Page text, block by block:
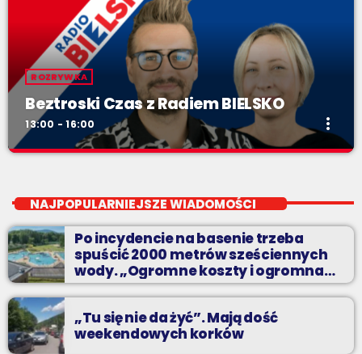
ROZRYWKA
Beztroski Czas z Radiem BIELSKO
13:00 - 16:00 more_vert
jak atrakcyjnie spędzić czas w regionie, jak ominąć korki i jak
odpocząć?
NAJPOPULARNIEJSZE WIADOMOŚCI
Po incydencie na basenie trzeba
spuścić 2000 metrów sześciennych
wody. „Ogromne koszty i ogromna
praca”
„Tu się nie da żyć”. Mają dość
weekendowych korków